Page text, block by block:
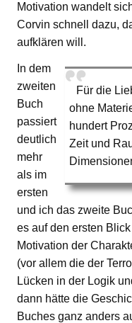
Motivation wandelt
Corvin schnell dazu,
aufklären will.
Für die
ohne
hundert
Zeit und
In dem
zweiten
Buch
passiert
deutlich
mehr
als im
ersten
und ich das zweite
es auf den ersten
Motivation der
(vor allem die der
Lücken in der Logik
dann hätte die
Buches ganz anders